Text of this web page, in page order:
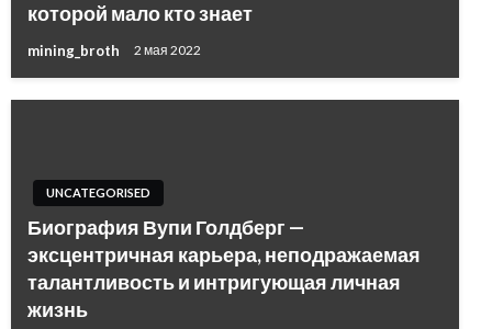
которой мало кто знает
mining_broth 2 мая 2022
UNCATEGORISED
Биография Вупи Голдберг —
эксцентричная карьера, неподражаемая
талантливость и интригующая личная
жизнь